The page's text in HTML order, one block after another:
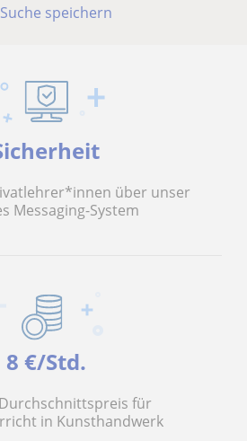
Suche speichern
über unser
Messaging-System
8 €/Std.
für
in Kunsthandwerk